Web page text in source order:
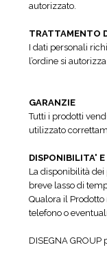
autorizzato.
TRATTAMENTO
I dati personali
l’ordine si
GARANZIE
Tutti i prodotti
utilizzato
DISPONIBILITA' E
La disponibilità
breve lasso di
Qualora il
telefono o
DISEGNA